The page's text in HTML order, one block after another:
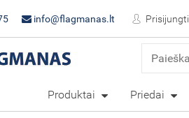
info@flagmanas.lt Prisijungti
Produktai Priedai